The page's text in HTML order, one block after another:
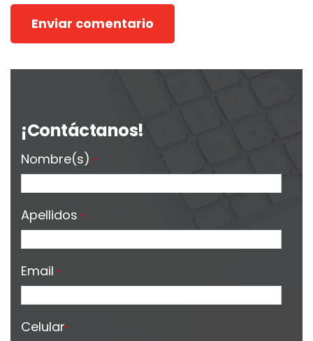
¡Contáctanos!
Nombre(s) *
Apellidos *
Email *
Celular*